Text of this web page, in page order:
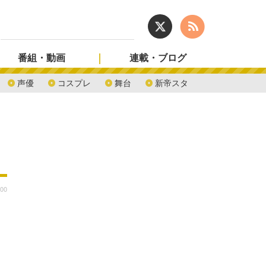
声優 コスプレ 舞台 新帝スタ
番組・動画 連載・ブログ